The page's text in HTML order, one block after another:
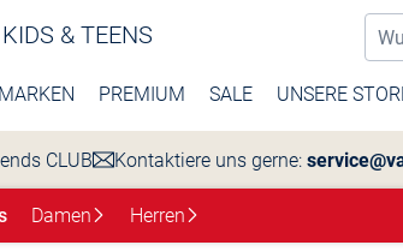
KIDS & TEENS
MARKEN PREMIUM SALE UNSERE
CLUB Kontaktiere uns gerne:
Damen Herren